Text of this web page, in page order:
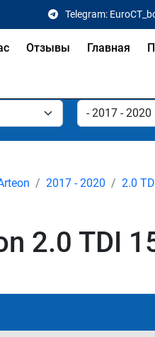
Telegram:
Отзывы Главная
2017 - 2020 2.0
2.0 TDI